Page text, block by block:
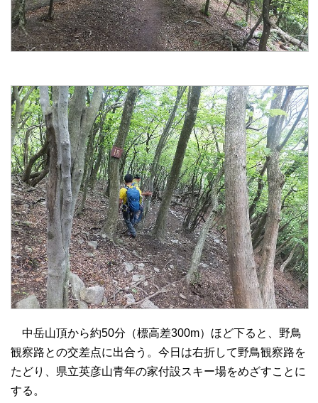
中岳山頂から約50分（標高差300m）ほど下ると、野鳥
観察路との交差点に出合う。今日は右折して野鳥観察路を
たどり、県立英彦山青年の家付設スキー場をめざすことに
する。